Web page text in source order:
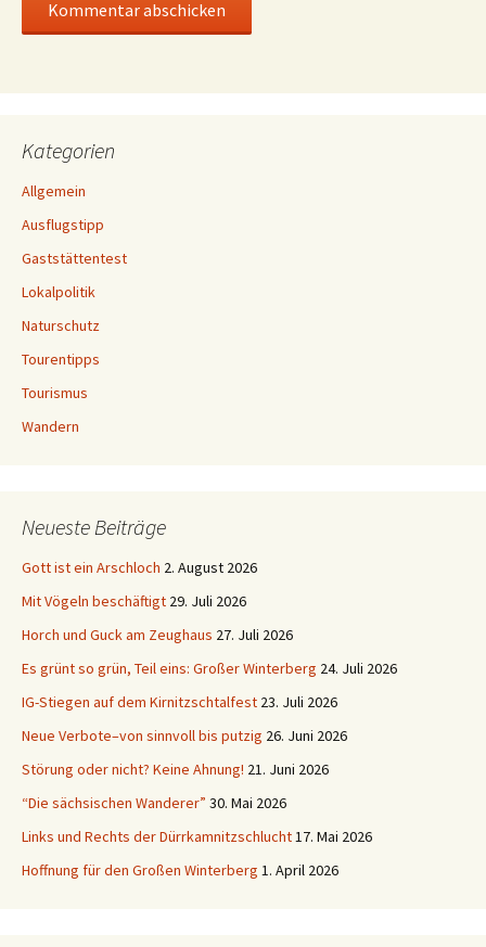
Kategorien
Allgemein
Ausflugstipp
Gaststättentest
Lokalpolitik
Naturschutz
Tourentipps
Tourismus
Wandern
Neueste Beiträge
Gott ist ein Arschloch 2. August 2026
Mit Vögeln beschäftigt 29. Juli 2026
Horch und Guck am Zeughaus 27. Juli 2026
Es grünt so grün, Teil eins: Großer Winterberg 24. Juli 2026
IG-Stiegen auf dem Kirnitzschtalfest 23. Juli 2026
Neue Verbote–von sinnvoll bis putzig 26. Juni 2026
Störung oder nicht? Keine Ahnung! 21. Juni 2026
“Die sächsischen Wanderer” 30. Mai 2026
Links und Rechts der Dürrkamnitzschlucht17. Mai 2026
Hoffnung für den Großen Winterberg 1. April 2026